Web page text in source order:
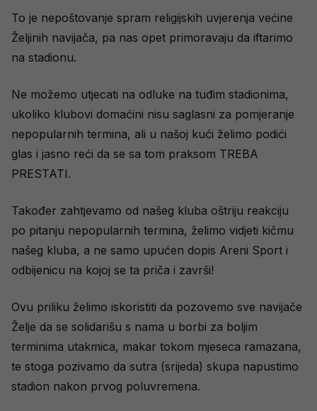
To je nepoštovanje spram religijskih uvjerenja većine
Željinih navijača, pa nas opet primoravaju da iftarimo
na stadionu.
Ne možemo utjecati na odluke na tuđim stadionima,
ukoliko klubovi domaćini nisu saglasni za pomjeranje
nepopularnih termina, ali u našoj kući želimo podići
glas i jasno reći da se sa tom praksom TREBA
PRESTATI.
Također zahtjevamo od našeg kluba oštriju reakciju
po pitanju nepopularnih termina, želimo vidjeti kičmu
našeg kluba, a ne samo upućen dopis Areni Sport i
odbijenicu na kojoj se ta priča i završi!
Ovu priliku želimo iskoristiti da pozovemo sve navijače
Želje da se solidarišu s nama u borbi za boljim
terminima utakmica, makar tokom mjeseca ramazana,
te stoga pozivamo da sutra (srijeda) skupa napustimo
stadion nakon prvog poluvremena.